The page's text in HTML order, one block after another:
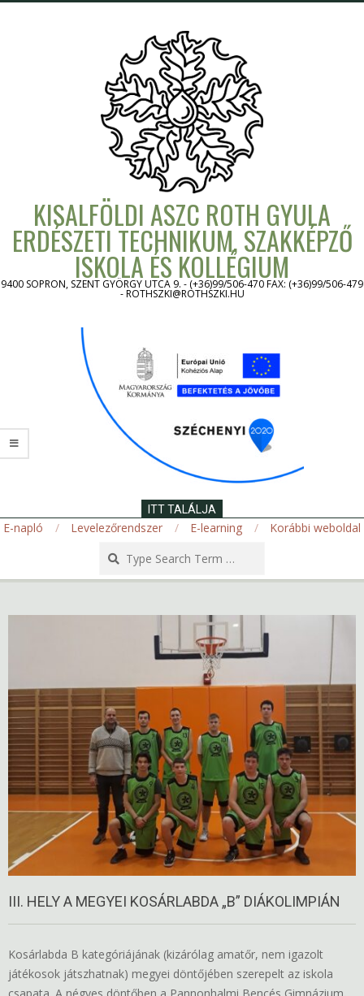
KISALFÖLDI ASZC ROTH GYULA
ERDÉSZETI TECHNIKUM, SZAKKÉPZŐ
ISKOLA ÉS KOLLÉGIUM
9400 SOPRON, SZENT GYÖRGY UTCA 9. - (+36)99/506-470 FAX: (+36)99/506-479
- ROTHSZKI@ROTHSZKI.HU
ITT TALÁLJA
E-napló Levelezőrendszer E-learning
Korábbi weboldal
III. HELY A MEGYEI KOSÁRLABDA „B” DIÁKOLIMPIÁN
Kosárlabda B kategóriájának (kizárólag amatőr, nem igazolt
játékosok játszhatnak) megyei döntőjében szerepelt az iskola